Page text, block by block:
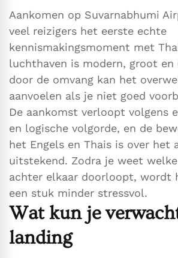
Aankomen op Suvarnabhumi
veel reizigers het eerste echte
kennismakingsmoment met
luchthaven is modern, groot
door de omvang kan het
aanvoelen als je niet goed
De aankomst verloopt volgens
en logische volgorde, en de
het Engels en Thais is over het
uitstekend. Zodra je weet
achter elkaar doorloopt, wordt
een stuk minder stressvol.
Wat kun je
landing